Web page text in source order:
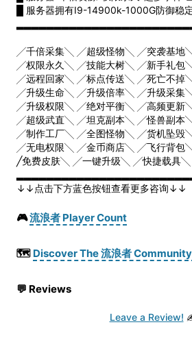
█ 服务器拥有I9-14900k-1000G防御稳
╱千倍采集╲ ╱超级怪物╲ ╱突袭基地
╱权限永久╲ ╱技能大树╲ ╱新手礼包
╱远程回家╲ ╱标点传送╲ ╱死亡不掉
╱升级生命╲ ╱升级倍率╲ ╱升级采集
╱升级权限╲ ╱绝对平衡╲ ╱高频更新
╱超级武直╲ ╱坦克副本╲ ╱怪兽副本
╱制作工厂╲ ╱全图怪物╲ ╱货机坠毁
╱无电权限╲ ╱金币商店╲ ╱飞行背包
╱免费皮肤╲ ╱一键升级╲ ╱快捷载具
↓↓点击下方蓝色按钮查看更多咨询↓↓
🎮流浪者 Player Count
🗺️ Discover The 流浪者
💬 Reviews
Leave a Review!